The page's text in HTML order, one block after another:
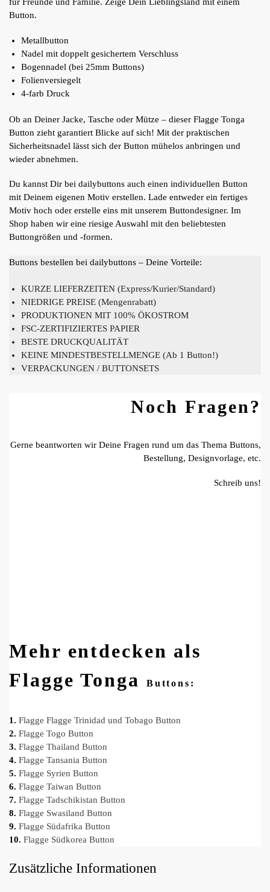
für Freunde und Familie. Zeige Dein Lieblingsland mit einem
Button.
Metallbutton
Nadel mit doppelt gesichertem Verschluss
Bogennadel (bei 25mm Buttons)
Folienversiegelt
4-farb Druck
Ob an Deiner Jacke, Tasche oder Mütze – dieser Flagge Tonga
Button zieht garantiert Blicke auf sich! Mit der praktischen
Sicherheitsnadel lässt sich der Button mühelos anbringen und
wieder abnehmen.
Du kannst Dir bei dailybuttons auch einen individuellen Button
mit Deinem eigenen Motiv erstellen. Lade entweder ein fertiges
Motiv hoch oder erstelle eins mit unserem Buttondesigner. Im
Shop haben wir eine riesige Auswahl mit den beliebtesten
Buttongrößen und -formen.
Buttons bestellen bei dailybuttons – Deine Vorteile:
KURZE LIEFERZEITEN (Express/Kurier/Standard)
NIEDRIGE PREISE (Mengenrabatt)
PRODUKTIONEN MIT 100% ÖKOSTROM
FSC-ZERTIFIZIERTES PAPIER
BESTE DRUCKQUALITÄT
KEINE MINDESTBESTELLMENGE (Ab 1 Button!)
VERPACKUNGEN / BUTTONSETS
Noch Fragen?
Gerne beantworten wir Deine Fragen rund um das Thema Buttons,
Bestellung, Designvorlage, etc.
Schreib uns!
Mehr entdecken als
Flagge Tonga
Buttons:
1. Flagge Flagge Trinidad und Tobago Button
2. Flagge Togo Button
3. Flagge Thailand Button
4. Flagge Tansania Button
5. Flagge Syrien Button
6. Flagge Taiwan Button
7. Flagge Tadschikistan Button
8. Flagge Swasiland Button
9. Flagge Südafrika Button
10. Flagge Südkorea Button
Zusätzliche Informationen